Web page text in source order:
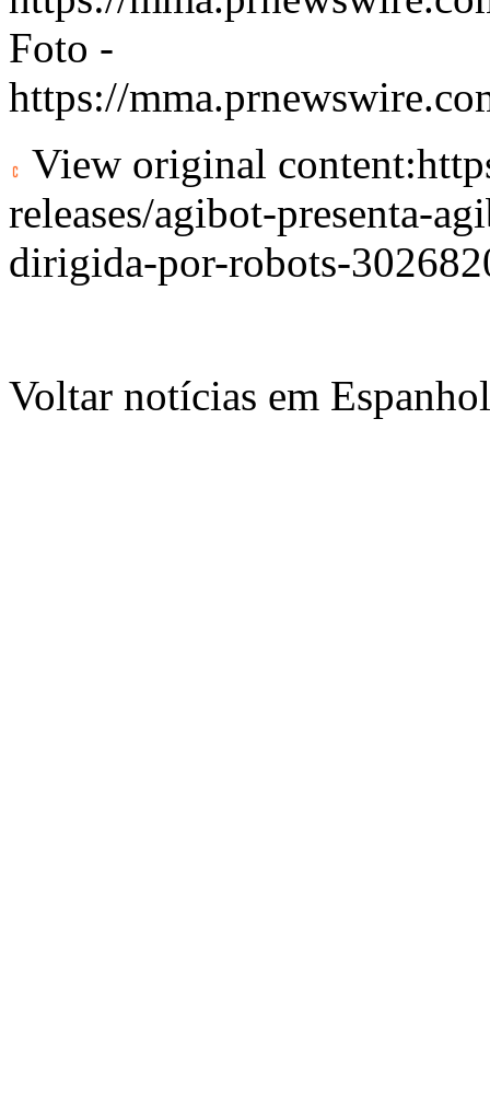
Foto -
https://
View original content:
releases/agibot-presenta-
dirigida-por-robots-
Voltar notícias em Espanhol